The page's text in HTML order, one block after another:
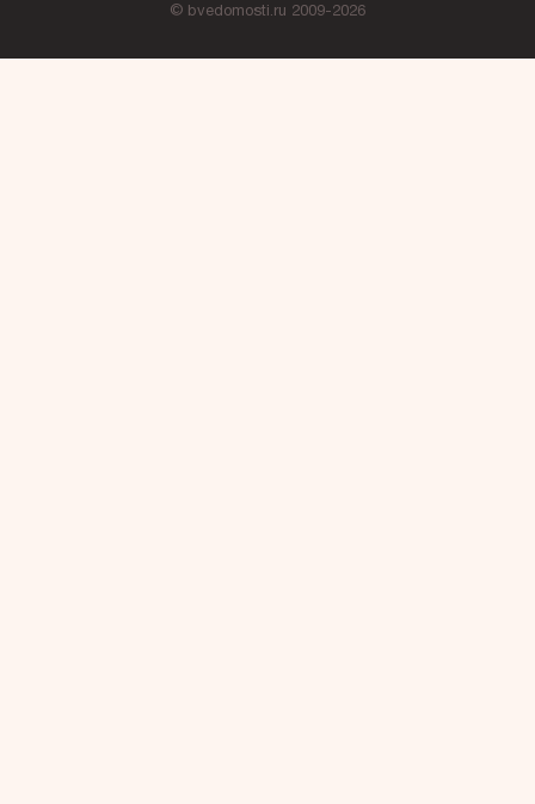
© bvedomosti.ru 2009-2026